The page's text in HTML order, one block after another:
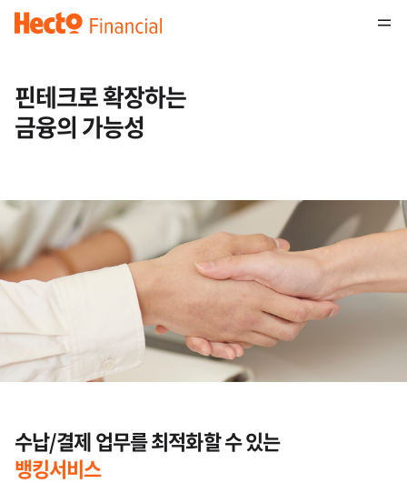
핀테크로 확장하는
금융의 가능성
수납/결제 업무를 최적화할 수 있는
뱅킹서비스